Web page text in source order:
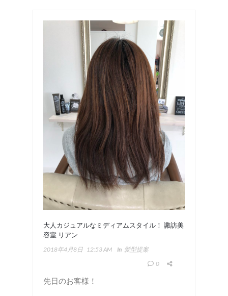
大人カジュアルなミディアムスタイル！ 諏訪美
容室 リアン
2018年4月8日 12:53 AM In 髪型提案
0
先日のお客様！